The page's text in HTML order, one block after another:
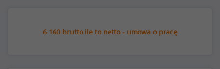
6 160 brutto ile to netto - umowa o pracę